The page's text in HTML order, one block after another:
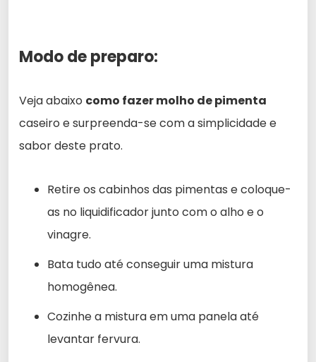
Modo de preparo:
Veja abaixo como fazer molho de pimenta
caseiro e surpreenda-se com a simplicidade e
sabor deste prato.
Retire os cabinhos das pimentas e coloque-
as no liquidificador junto com o alho e o
vinagre.
Bata tudo até conseguir uma mistura
homogênea.
Cozinhe a mistura em uma panela até
levantar fervura.